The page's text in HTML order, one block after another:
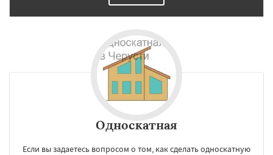
Односкатная
Если вы задаетесь вопросом о том, как сделать односкатную